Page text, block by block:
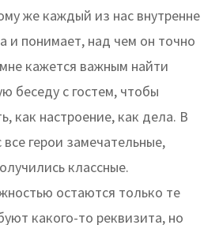
же каждый из нас внутренне
и понимает, над чем он точно
кажется важным найти
беседу с гостем, чтобы
как настроение, как дела. В
герои замечательные,
классные.
остаются только те
какого-то реквизита, но